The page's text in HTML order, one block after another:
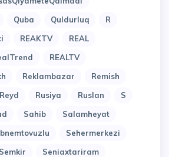
Quba Quldurluq
R
REAKTV
REAL
REALTV
Reklambazar
Remish
Reyd Rusiya Ruslan
S
Sahib
Salamheyat
Sehermerkezi
Semkir Seniaxtariram